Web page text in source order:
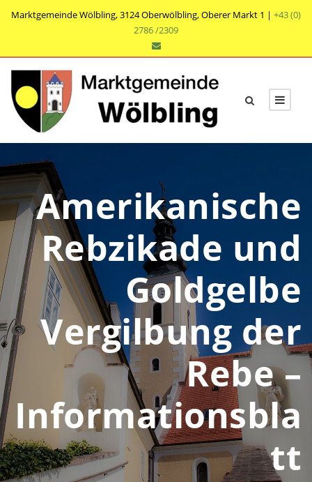
Marktgemeinde Wölbling, 3124 Oberwölbling, Oberer Markt 1 | +43 (0)
2786 /2309
Amerikanische
Rebzikade und
Goldgelbe
Vergilbung der
Rebe –
Informationsbla
tt